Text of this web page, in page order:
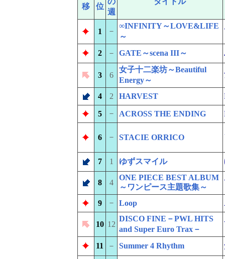
移
位
週
1 －
∞INFINITY～LOVE&LIFE
～
2 － GATE～scena III～
3 6
女子十二楽坊～Beautiful
Energy～
4 2 HARVEST
5 － ACROSS THE ENDING
6 － STACIE ORRICO
7 1 ゆずスマイル
8 4
ONE PIECE BEST ALBUM
～ワンピース主題歌集～
9 － Loop
10 12
DISCO FINE－PWL HITS
and Super Euro Trax－
11 － Summer 4 Rhythm